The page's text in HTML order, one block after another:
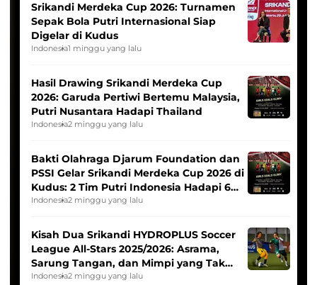
Srikandi Merdeka Cup 2026: Turnamen
Sepak Bola Putri Internasional Siap
Digelar di Kudus
Indonesia1 minggu yang lalu
Hasil Drawing Srikandi Merdeka Cup
2026: Garuda Pertiwi Bertemu Malaysia,
Putri Nusantara Hadapi Thailand
Indonesia2 minggu yang lalu
Bakti Olahraga Djarum Foundation dan
PSSI Gelar Srikandi Merdeka Cup 2026 di
Kudus: 2 Tim Putri Indonesia Hadapi 6
Tim Asia
Indonesia2 minggu yang lalu
Kisah Dua Srikandi HYDROPLUS Soccer
League All-Stars 2025/2026: Asrama,
Sarung Tangan, dan Mimpi yang Tak
Pernah Padam
Indonesia2 minggu yang lalu